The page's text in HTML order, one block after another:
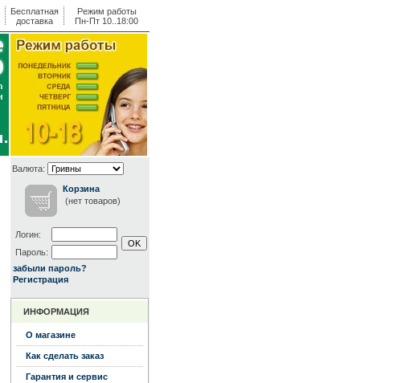
Бесплатная
доставка
Режим работы
Пн-Пт 10..18:00
Валюта:
Корзина
(нет товаров)
Логин:
Пароль:
забыли пароль?
Регистрация
ИНФОРМАЦИЯ
О магазине
Как сделать заказ
Гарантия и сервис